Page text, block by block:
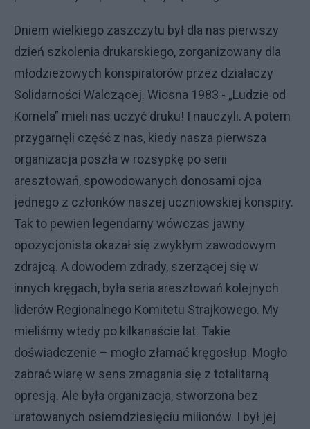
Dniem wielkiego zaszczytu był dla nas pierwszy
dzień szkolenia drukarskiego, zorganizowany dla
młodzieżowych konspiratorów przez działaczy
Solidarności Walczącej. Wiosna 1983 - „Ludzie od
Kornela” mieli nas uczyć druku! I nauczyli. A potem
przygarnęli część z nas, kiedy nasza pierwsza
organizacja poszła w rozsypkę po serii
aresztowań, spowodowanych donosami ojca
jednego z członków naszej uczniowskiej konspiry.
Tak to pewien legendarny wówczas jawny
opozycjonista okazał się zwykłym zawodowym
zdrajcą. A dowodem zdrady, szerzącej się w
innych kręgach, była seria aresztowań kolejnych
liderów Regionalnego Komitetu Strajkowego. My
mieliśmy wtedy po kilkanaście lat. Takie
doświadczenie – mogło złamać kręgosłup. Mogło
zabrać wiarę w sens zmagania się z totalitarną
opresją. Ale była organizacja, stworzona bez
uratowanych osiemdziesięciu milionów. I był jej